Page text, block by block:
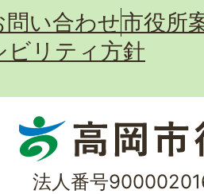
問い合わせ市役所
リティ方針
法人番号